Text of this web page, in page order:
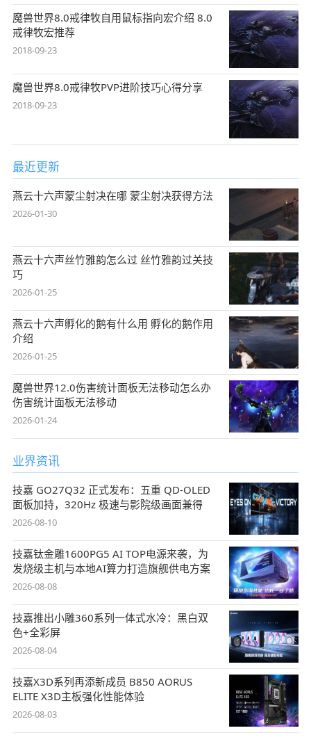
魔兽世界8.0戒律牧自用鼠标指向宏介绍 8.0
戒律牧宏推荐
2018-09-23
魔兽世界8.0戒律牧PVP进阶技巧心得分享
2018-09-23
最近更新
燕云十六声蒙尘射决在哪 蒙尘射决获得方法
2026-01-30
燕云十六声丝竹雅韵怎么过 丝竹雅韵过关技
巧
2026-01-25
燕云十六声孵化的鹅有什么用 孵化的鹅作用
介绍
2026-01-25
魔兽世界12.0伤害统计面板无法移动怎么办
伤害统计面板无法移动
2026-01-24
业界资讯
技嘉 GO27Q32 正式发布：五重 QD-OLED
面板加持，320Hz 极速与影院级画面兼得
2026-08-10
技嘉钛金雕1600PG5 AI TOP电源来袭，为
发烧级主机与本地AI算力打造旗舰供电方案
2026-08-08
技嘉推出小雕360系列一体式水冷：黑白双
色+全彩屏
2026-08-04
技嘉X3D系列再添新成员 B850 AORUS
ELITE X3D主板强化性能体验
2026-08-03